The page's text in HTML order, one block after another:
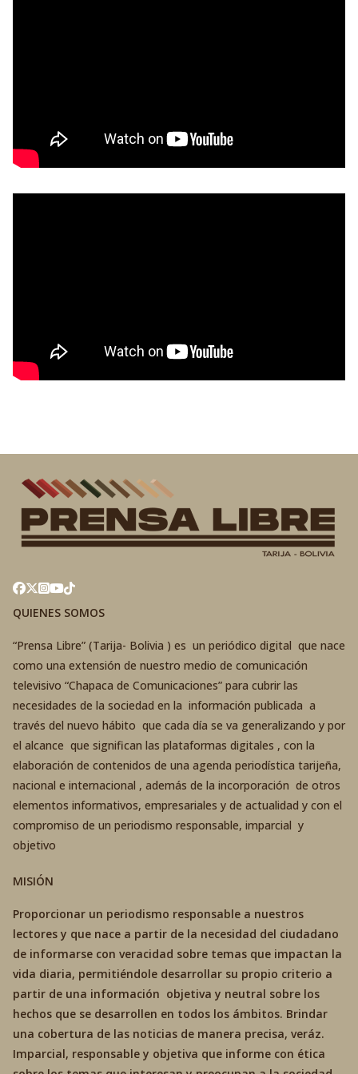
QUIENES SOMOS
“Prensa Libre” (Tarija- Bolivia ) es un periódico digital que nace
como una extensión de nuestro medio de comunicación
televisivo “Chapaca de Comunicaciones” para cubrir las
necesidades de la sociedad en la información publicada a
través del nuevo hábito que cada día se va generalizando y por
el alcance que significan las plataformas digitales , con la
elaboración de contenidos de una agenda periodística tarijeña,
nacional e internacional , además de la incorporación de otros
elementos informativos, empresariales y de actualidad y con el
compromiso de un periodismo responsable, imparcial y
objetivo
MISIÓN
Proporcionar un periodismo responsable a nuestros
lectores y que nace a partir de la necesidad del ciudadano
de informarse con veracidad sobre temas que impactan la
vida diaria, permitiéndole desarrollar su propio criterio a
partir de una información objetiva y neutral sobre los
hechos que se desarrollen en todos los ámbitos. Brindar
una cobertura de las noticias de manera precisa, veráz.
Imparcial, responsable y objetiva que informe con ética